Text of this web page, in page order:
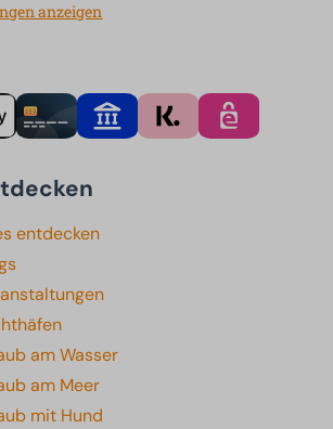
anzeigen
entdecken
am Wasser
am Meer
mit Hund